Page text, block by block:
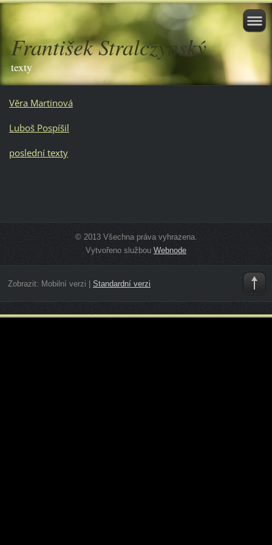
František Stralczynský
texty
Věra Martinová
Luboš Pospíšil
poslední texty
© 2013 Všechna práva vyhrazena.
Vytvořeno službouWebnode
Zobrazit: Mobilní verzi Standardní verzi